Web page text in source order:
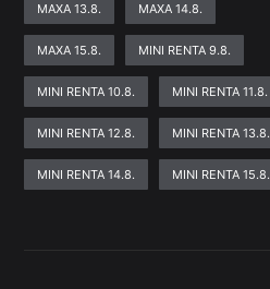
MAXA 13.8. MAXA 14.8.
MAXA 15.8. MINI RENTA 9.8.
MINI RENTA 10.8. MINI RENTA 11.8.
MINI RENTA 12.8. MINI RENTA 13.8.
MINI RENTA 14.8. MINI RENTA 15.8.